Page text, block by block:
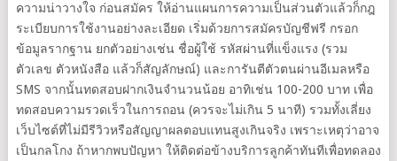
ความน่าวางใจ ก่อนสมัคร ให้อ่านแผนการความเป็นส่วนตัวแล้วก็กฎ
ระเบียบการใช้งานอย่างละเอียด เริ่มด้วยการสมัครบัญชีฟรี กรอก
ข้อมูลรากฐาน ยกตัวอย่างเช่น ชื่อผู้ใช้ รหัสผ่านที่แข็งแรง (รวม
ตัวเลข ตัวหนังสือ แล้วก็สัญลักษณ์) และการันตีตัวตนผ่านอีเมลหรือ
SMS จากนั้นทดสอบฝากเงินจำนวนน้อย อาทิเช่น 100-200 บาท เพื่อ
ทดสอบความรวดเร็วในการถอน (ควรจะไม่เกิน 5 นาที) รวมทั้งเลี่ยง
เว็บไซต์ที่ไม่มีรีวิวหรือสัญญาผลตอบแทนสูงเกินจริง เพราะเหตุว่าอาจ
เป็นกลโกง ถ้าหากพบปัญหา ให้ติดต่อข้างบริการลูกค้าทันทีเพื่อทดลอง